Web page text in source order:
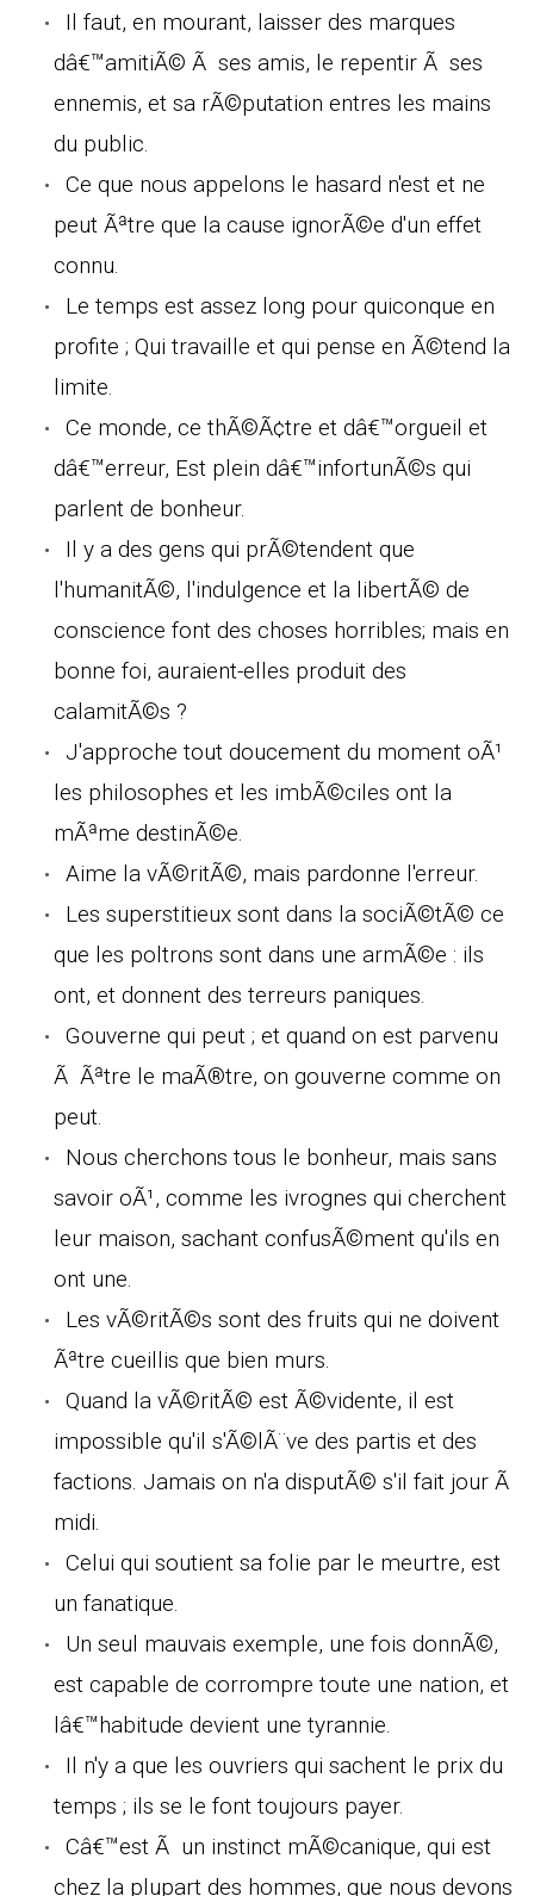
Il faut, en mourant, laisser des marques
dâ€™amitiÃ© Ã ses amis, le repentir Ã ses
ennemis, et sa rÃ©putation entres les mains
du public.
Ce que nous appelons le hasard n'est et ne
peut Ãªtre que la cause ignorÃ©e d'un effet
connu.
Le temps est assez long pour quiconque en
profite ; Qui travaille et qui pense en Ã©tend la
limite.
Ce monde, ce thÃ©Ã¢tre et dâ€™orgueil et
dâ€™erreur, Est plein dâ€™infortunÃ©s qui
parlent de bonheur.
Il y a des gens qui prÃ©tendent que
l'humanitÃ©, l'indulgence et la libertÃ© de
conscience font des choses horribles; mais en
bonne foi, auraient-elles produit des
calamitÃ©s ?
J'approche tout doucement du moment oÃ¹
les philosophes et les imbÃ©ciles ont la
mÃªme destinÃ©e.
Aime la vÃ©ritÃ©, mais pardonne l'erreur.
Les superstitieux sont dans la sociÃ©tÃ© ce
que les poltrons sont dans une armÃ©e : ils
ont, et donnent des terreurs paniques.
Gouverne qui peut ; et quand on est parvenu
Ã Ãªtre le maÃ®tre, on gouverne comme on
peut.
Nous cherchons tous le bonheur, mais sans
savoir oÃ¹, comme les ivrognes qui cherchent
leur maison, sachant confusÃ©ment qu'ils en
ont une.
Les vÃ©ritÃ©s sont des fruits qui ne doivent
Ãªtre cueillis que bien murs.
Quand la vÃ©ritÃ© est Ã©vidente, il est
impossible qu'il s'Ã©lÃ¨ve des partis et des
factions. Jamais on n'a disputÃ© s'il fait jour Ã
midi.
Celui qui soutient sa folie par le meurtre, est
un fanatique.
Un seul mauvais exemple, une fois donnÃ©,
est capable de corrompre toute une nation, et
lâ€™habitude devient une tyrannie.
Il n'y a que les ouvriers qui sachent le prix du
temps ; ils se le font toujours payer.
Câ€™est Ã un instinct mÃ©canique, qui est
chez la plupart des hommes, que nous devons